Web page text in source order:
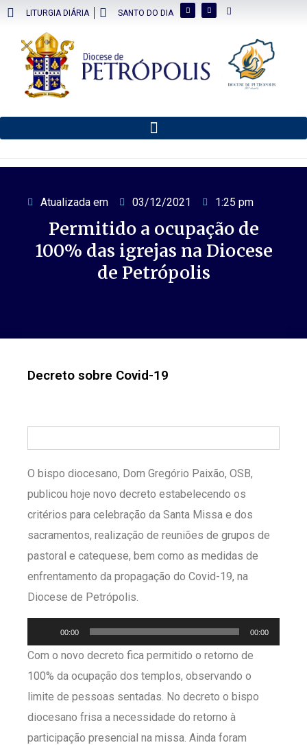
LITURGIA DIÁRIA SANTO DO DIA
Atualizada em 03/12/2021 1:25 pm
Permitido a ocupação de
100% das igrejas na Diocese
de Petrópolis
Decreto sobre Covid-19
O bispo diocesano, Dom Gregório Paixão, OSB,
publicou hoje novo decreto estabelecendo os
critérios para celebração da Santa Missa e dos
sacramentos, realização de reuniões de grupos de
pastoral e catequese, bem como as medidas de
enfrentamento da propagação do Covid-19, na
Diocese de Petrópolis.
Tocador
de
00:00 00:00
Com o novo decreto fica permitido o retorno de
100% da ocupação dos templos, observando o
limite de pessoas sentadas. No decreto o bispo
diocesano frisa a necessidade do retorno à
participação presencial na missa. Ainda foram